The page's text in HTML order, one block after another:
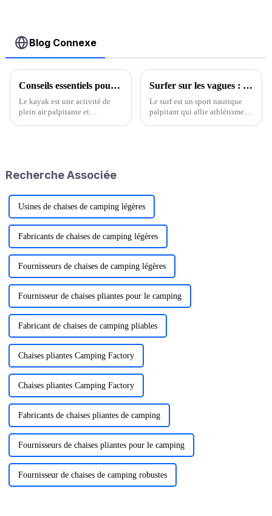
Blog Connexe
Conseils essentiels pour une pratique du kayak sûre et agréable
Le kayak est une activité de
plein air palpitante et
calme, une plage ou une
Surfer sur les vagues : un guide complet des planches de surf
Le surf est un sport nautique
palpitant qui allie athlétisme,
Recherche Associée
Usines de chaises de camping légères
Fabricants de chaises de camping légères
Fournisseurs de chaises de camping légères
Fournisseur de chaises pliantes pour le camping
Fabricant de chaises de camping pliables
Chaises pliantes Camping Factory
Chaises pliantes Camping Factory
Fabricants de chaises pliantes de camping
Fournisseurs de chaises pliantes pour le camping
Fournisseur de chaises de camping robustes